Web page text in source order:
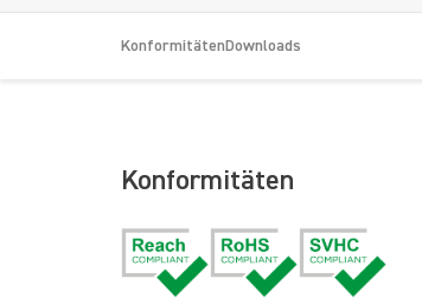
Konformitäten Downloads
Konformitäten